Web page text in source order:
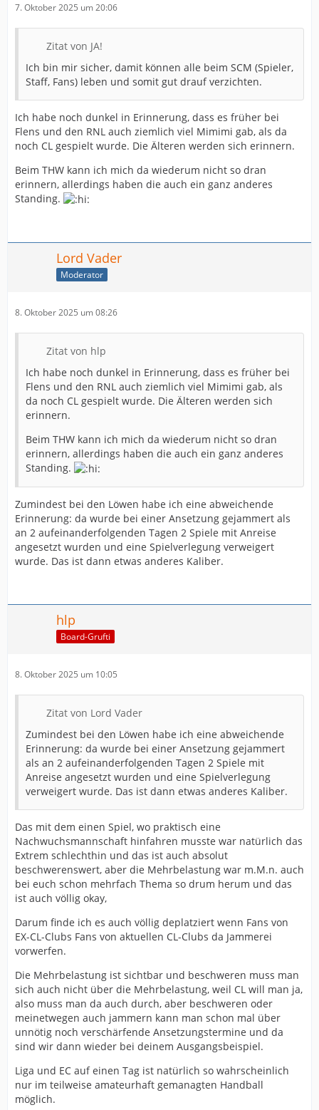
7. Oktober 2025 um 20:06
Zitat von JA!
Ich bin mir sicher, damit können alle beim SCM (Spieler,
Staff, Fans) leben und somit gut drauf verzichten.
Ich habe noch dunkel in Erinnerung, dass es früher bei
Flens und den RNL auch ziemlich viel Mimimi gab, als da
noch CL gespielt wurde. Die Älteren werden sich erinnern.
Beim THW kann ich mich da wiederum nicht so dran
erinnern, allerdings haben die auch ein ganz anderes
Standing.
Lord Vader
Moderator
8. Oktober 2025 um 08:26
Zitat von hlp
Ich habe noch dunkel in Erinnerung, dass es früher bei
Flens und den RNL auch ziemlich viel Mimimi gab, als
da noch CL gespielt wurde. Die Älteren werden sich
erinnern.
Beim THW kann ich mich da wiederum nicht so dran
erinnern, allerdings haben die auch ein ganz anderes
Standing.
Zumindest bei den Löwen habe ich eine abweichende
Erinnerung: da wurde bei einer Ansetzung gejammert als
an 2 aufeinanderfolgenden Tagen 2 Spiele mit Anreise
angesetzt wurden und eine Spielverlegung verweigert
wurde. Das ist dann etwas anderes Kaliber.
hlp
Board-Grufti
8. Oktober 2025 um 10:05
Zitat von Lord Vader
Zumindest bei den Löwen habe ich eine abweichende
Erinnerung: da wurde bei einer Ansetzung gejammert
als an 2 aufeinanderfolgenden Tagen 2 Spiele mit
Anreise angesetzt wurden und eine Spielverlegung
verweigert wurde. Das ist dann etwas anderes Kaliber.
Das mit dem einen Spiel, wo praktisch eine
Nachwuchsmannschaft hinfahren musste war natürlich das
Extrem schlechthin und das ist auch absolut
beschwerenswert, aber die Mehrbelastung war m.M.n. auch
bei euch schon mehrfach Thema so drum herum und das
ist auch völlig okay,
Darum finde ich es auch völlig deplatziert wenn Fans von
EX-CL-Clubs Fans von aktuellen CL-Clubs da Jammerei
vorwerfen.
Die Mehrbelastung ist sichtbar und beschweren muss man
sich auch nicht über die Mehrbelastung, weil CL will man ja,
also muss man da auch durch, aber beschweren oder
meinetwegen auch jammern kann man schon mal über
unnötig noch verschärfende Ansetzungstermine und da
sind wir dann wieder bei deinem Ausgangsbeispiel.
Liga und EC auf einen Tag ist natürlich so wahrscheinlich
nur im teilweise amateurhaft gemanagten Handball
möglich.